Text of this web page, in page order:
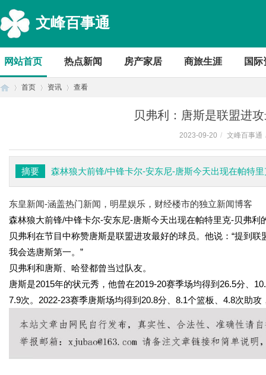
文峰百事通
网站首页 热点新闻 房产家居 商旅生涯 国际
首页 资讯 查看
贝弗利：唐斯是联盟进
2023-09-20 / 文峰百事通
摘要 森林狼大前锋/中锋卡尔-安东尼-唐斯今天出现在帕特
东皇新闻-涵盖热门新闻，明星娱乐，财经楼市的独立新闻博客
森林狼大前锋/中锋卡尔-安东尼-唐斯今天出现在帕特里克-贝弗利
贝弗利在节目中称赞唐斯是联盟进攻最好的球员。他说：“提到
我会选唐斯第一。”
贝弗利和唐斯、哈登都曾当过队友。
唐斯是2015年的状元秀，他曾在2019-20赛季场均得到26.5分、
7.9次。2022-23赛季唐斯场均得到20.8分、8.1个篮板、4.8次助